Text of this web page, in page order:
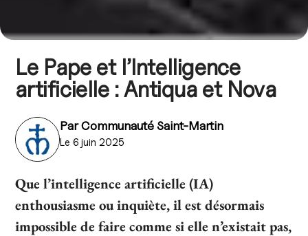
Le Pape et l’Intelligence
artificielle : Antiqua et Nova
ParCommunauté Saint-Martin
Le 6 juin 2025
Que l’intelligence artificielle (IA)
enthousiasme ou inquiète, il est désormais
impossible de faire comme si elle n’existait pas,